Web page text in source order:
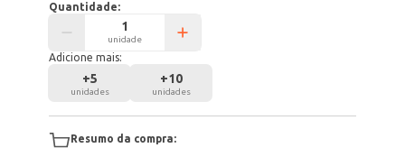
Quantidade:
unidade
Adicione mais:
+5
unidades
+10
unidades
Resumo da compra: